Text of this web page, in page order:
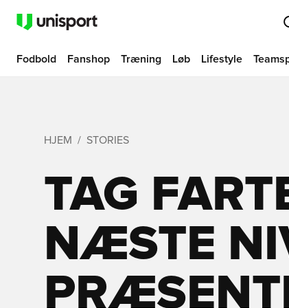
Fodbold Fanshop Træning Løb Lifestyle
HJEM STORIES
TAG
NÆSTE